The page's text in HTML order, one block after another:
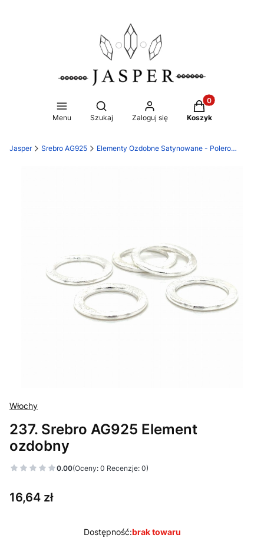
Menu
Otwórz wyszukiwarkę
Szukaj Zaloguj się
Produkty w
Koszyk
Jasper Srebro AG925 Elementy Ozdobne Satynowane - Polerowane Ag925
Włochy
237. Srebro AG925 Element
ozdobny
0.00(Oceny: 0 Recenzje: 0)
Cena
16,64 zł
Dostępność:brak towaru